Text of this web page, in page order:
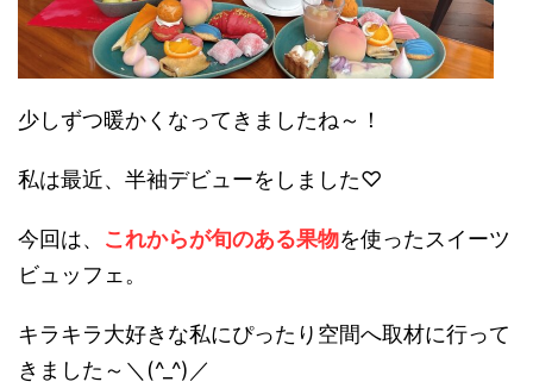
少しずつ暖かくなってきましたね～！
私は最近、半袖デビューをしました♡
今回は、 これからが旬のある果物を使ったスイーツ
ビュッフェ。
キラキラ大好きな私にぴったり空間へ取材に行って
きました～＼(^_^)／